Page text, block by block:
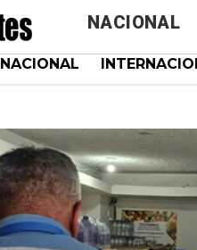
NACIONAL
NACIONAL